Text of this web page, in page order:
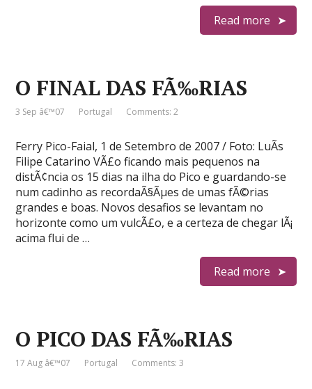
Read more
O FINAL DAS FÃ‰RIAS
3 Sep â€™07 Portugal Comments: 2
Ferry Pico-Faial, 1 de Setembro de 2007 / Foto: LuÃ­s
Filipe Catarino VÃ£o ficando mais pequenos na
distÃ¢ncia os 15 dias na ilha do Pico e guardando-se
num cadinho as recordaÃ§Ãµes de umas fÃ©rias
grandes e boas. Novos desafios se levantam no
horizonte como um vulcÃ£o, e a certeza de chegar lÃ¡
acima flui de …
Read more
O PICO DAS FÃ‰RIAS
17 Aug â€™07 Portugal Comments: 3